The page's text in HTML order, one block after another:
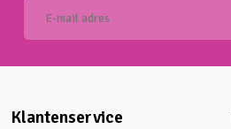
Klantenservice